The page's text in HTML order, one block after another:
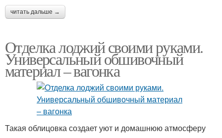
читать дальше →
Отделка лоджий своими руками.
Универсальный обшивочный
материал – вагонка
Такая облицовка создает уют и домашнюю атмосферу